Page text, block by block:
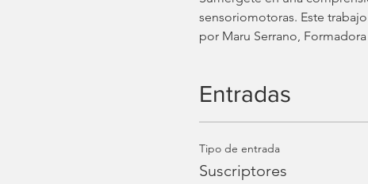
sensoriomotoras. Este
por Maru Serrano,
Entradas
Tipo de entrada
Suscriptores